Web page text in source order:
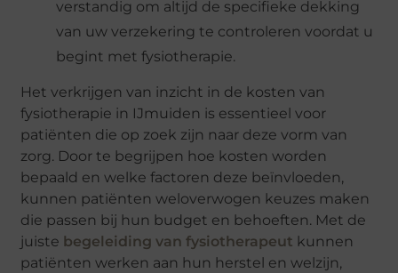
verstandig om altijd de specifieke dekking
van uw verzekering te controleren voordat u
begint met fysiotherapie.
Het verkrijgen van inzicht in de kosten van
fysiotherapie in IJmuiden is essentieel voor
patiënten die op zoek zijn naar deze vorm van
zorg. Door te begrijpen hoe kosten worden
bepaald en welke factoren deze beïnvloeden,
kunnen patiënten weloverwogen keuzes maken
die passen bij hun budget en behoeften. Met de
juiste begeleiding van fysiotherapeut kunnen
patiënten werken aan hun herstel en welzijn,